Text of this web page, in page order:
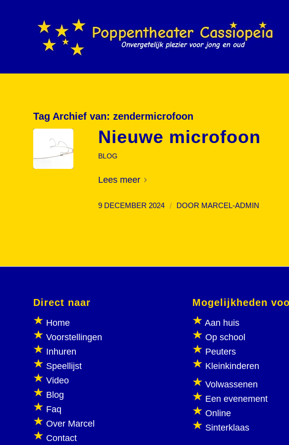
Tag Archief van: zendermicrofoon
Nieuwe microfoon
BLOG
Lees meer
9 DECEMBER 2024 / DOOR MARCEL-ADMIN
Direct naar
Home
Voorstellingen
Inhuren
Speellijst
Video
Blog
Faq
Over Marcel
Contact
Mogelijkheden
Aan huis
Op school
Peuters
Kleinkinderen
Volwassenen
Een evenement
Online
Sinterklaas